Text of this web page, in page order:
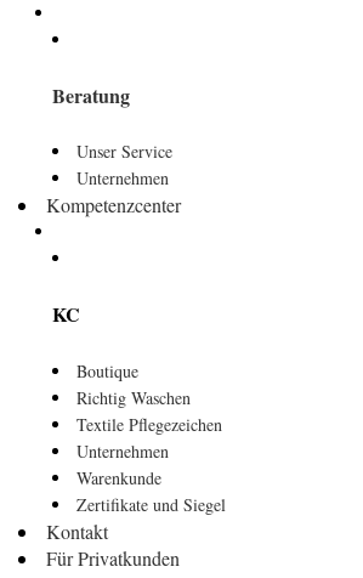
Beratung
Unser Service
Unternehmen
Kompetenzcenter
KC
Boutique
Richtig Waschen
Textile Pflegezeichen
Unternehmen
Warenkunde
Zertifikate und Siegel
Kontakt
Für Privatkunden